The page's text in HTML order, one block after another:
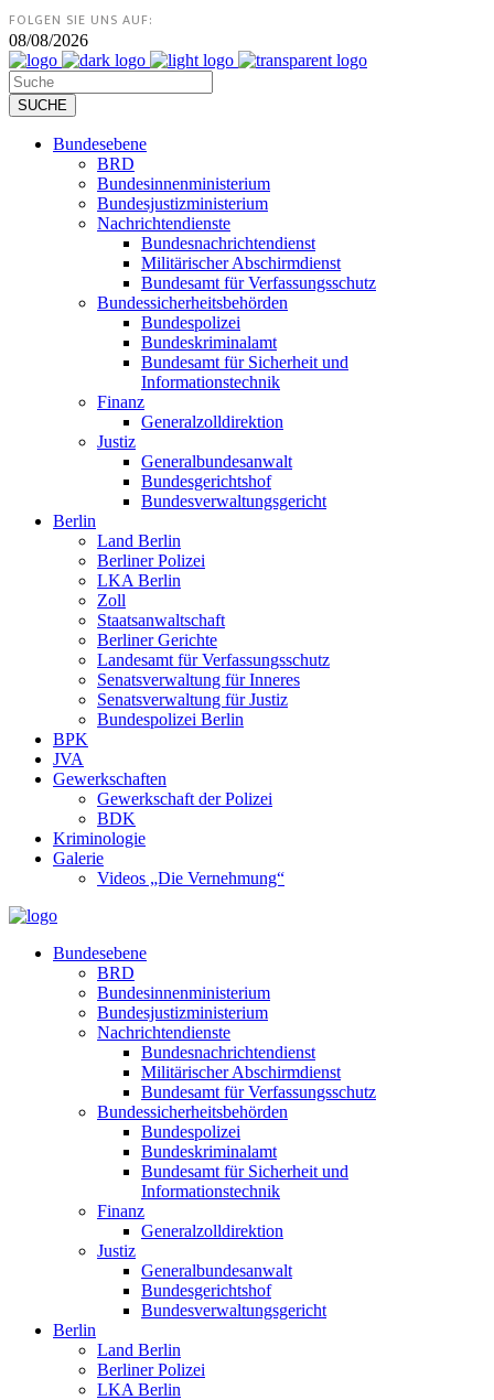
FOLGEN SIE UNS AUF:
08/08/2026
Bundesebene
BRD
Bundesinnenministerium
Bundesjustizministerium
Nachrichtendienste
Bundesnachrichtendienst
Militärischer Abschirmdienst
Bundesamt für Verfassungsschutz
Bundessicherheitsbehörden
Bundespolizei
Bundeskriminalamt
Bundesamt für Sicherheit und
Informationstechnik
Finanz
Generalzolldirektion
Justiz
Generalbundesanwalt
Bundesgerichtshof
Bundesverwaltungsgericht
Berlin
Land Berlin
Berliner Polizei
LKA Berlin
Zoll
Staatsanwaltschaft
Berliner Gerichte
Landesamt für Verfassungsschutz
Senatsverwaltung für Inneres
Senatsverwaltung für Justiz
Bundespolizei Berlin
BPK
JVA
Gewerkschaften
Gewerkschaft der Polizei
BDK
Kriminologie
Galerie
Videos „Die Vernehmung“
Bundesebene
BRD
Bundesinnenministerium
Bundesjustizministerium
Nachrichtendienste
Bundesnachrichtendienst
Militärischer Abschirmdienst
Bundesamt für Verfassungsschutz
Bundessicherheitsbehörden
Bundespolizei
Bundeskriminalamt
Bundesamt für Sicherheit und
Informationstechnik
Finanz
Generalzolldirektion
Justiz
Generalbundesanwalt
Bundesgerichtshof
Bundesverwaltungsgericht
Berlin
Land Berlin
Berliner Polizei
LKA Berlin